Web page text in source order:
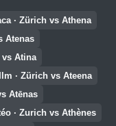
· Zürich vs Athena
Atenas
vs Atina
Ilm · Zürich vs Ateena
Atēnas
· Zurich vs Athènes